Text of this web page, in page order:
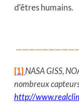
d’êtres humains.
[1] NASA GISS,
nombreux
http://